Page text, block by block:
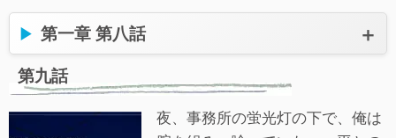
第一章 第八話
第九話
夜、事務所の蛍光灯の下で、俺は